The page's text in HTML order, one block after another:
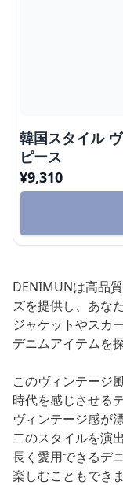
韓国スタイル
ピース
¥9,310
DENIMUNは高品
ズを提供し、あな
ジャケットやスカ
デニムアイテムを
このヴィンテージ
時代を感じさせる
ヴィンテージ感が
二のスタイルを演
長く愛用できるデ
楽しむこともできま